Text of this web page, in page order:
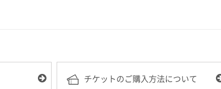
チケットのご購入方法について